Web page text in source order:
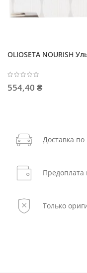
OLIOSETA NOURISH
554,40 ₴
Доставка
Предоплата
Только